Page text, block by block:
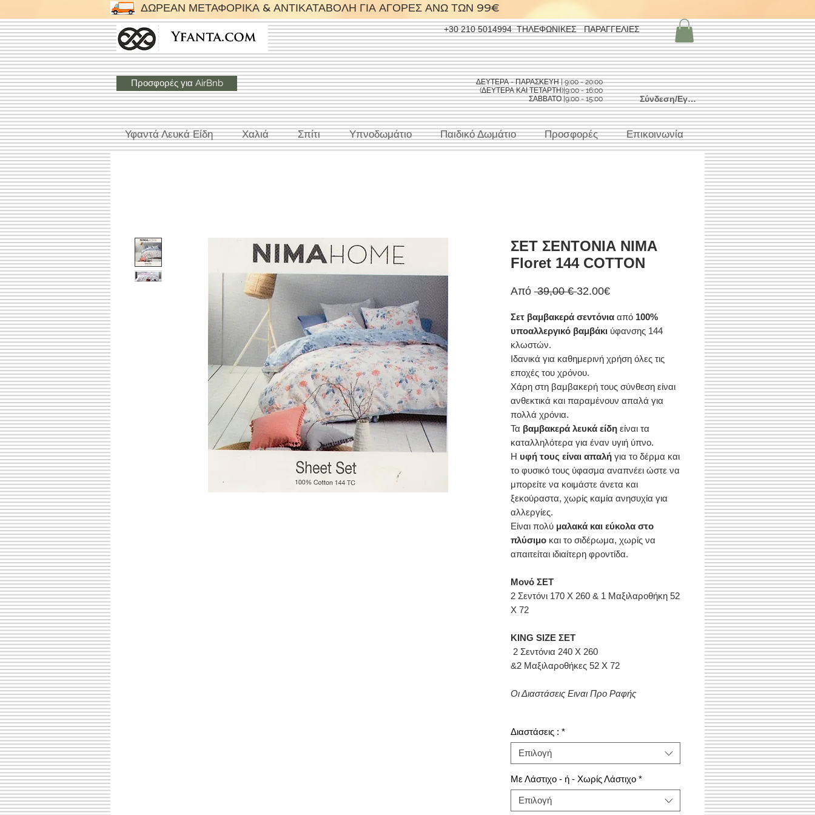
ΔΩΡΕΑΝ ΜΕΤΑΦΟΡΙΚΑ & ΑΝΤΙΚΑΤΑΒΟΛΗ ΓΙΑ ΑΓΟΡΕΣ ΑΝΩ ΤΩΝ 99€
+30 210 5014994 ΤΗΛΕΦΩΝΙΚΕΣ ΠΑΡΑΓΓΕΛΙΕΣ
Προσφορές για AirBnb
ΔΕΥΤΕΡΑ - ΠΑΡΑΣΚΕΥΗ | 9:00 - 20:00
(ΔΕΥΤΕΡΑ ΚΑΙ ΤΕΤΑΡΤΗ)|9:00 - 16:00
ΣΑΒΒΑΤΟ |9:00 - 15:00
Σύνδεση/Εγγραφή
Υφαντά Λευκά Είδη Χαλιά Σπίτι Υπνοδωμάτιο Παιδικό Δωμάτιο Προσφορές Επικοινωνία
ΣΕΤ ΣΕΝΤΟΝΙΑ ΝΙΜΑ
Floret 144 COTTON
Από 39,00 € Κανονική
32.00€Τιμή
Σετ βαμβακερά σεντόνια από 100%
υποαλλεργικό βαμβάκι ύφανσης 144
κλωστών.
Ιδανικά για καθημερινή χρήση όλες τις
εποχές του χρόνου.
Χάρη στη βαμβακερή τους σύνθεση είναι
ανθεκτικά και παραμένουν απαλά για
πολλά χρόνια.
Τα βαμβακερά λευκά είδη είναι τα
καταλληλότερα για έναν υγιή ύπνο.
Η υφή τους είναι απαλή για το δέρμα και
το φυσικό τους ύφασμα αναπνέει ώστε να
μπορείτε να κοιμάστε άνετα και
ξεκούραστα, χωρίς καμία ανησυχία για
αλλεργίες.
Είναι πολύ μαλακά και εύκολα στο
πλύσιμο και το σιδέρωμα, χωρίς να
απαιτείται ιδιαίτερη φροντίδα.
Μονό ΣΕΤ
2 Σεντόνι 170 Χ 260 & 1 Μαξιλαροθήκη 52
Χ 72
KING SIZE ΣΕΤ
2 Σεντόνια 240 Χ 260
&2 Μαξιλαροθήκες 52 Χ 72
Οι Διαστάσεις Ειναι Προ Ραφής
Διαστάσεις : *
Επιλογή
Με Λάστιχο - ή - Χωρίς Λάστιχο *
Επιλογή